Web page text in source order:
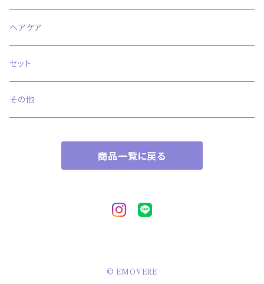
ヘアケア
セット
その他
商品一覧に戻る
© EMOVERE